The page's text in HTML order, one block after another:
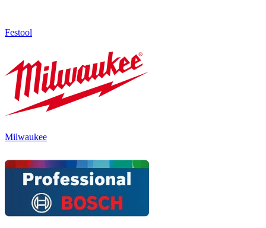
Festool
Milwaukee